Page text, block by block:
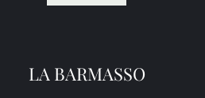
LA BARMASSO